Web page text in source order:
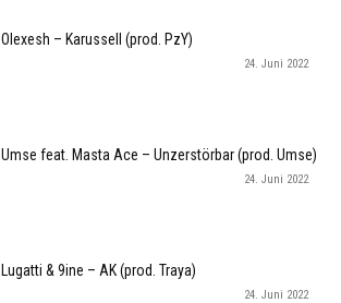
Olexesh – Karussell (prod. PzY)
24. Juni 2022
Umse feat. Masta Ace – Unzerstörbar (prod. Umse)
24. Juni 2022
Lugatti & 9ine – AK (prod. Traya)
24. Juni 2022